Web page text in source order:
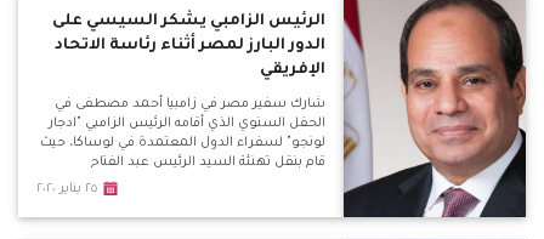
الرئيس الزامبي يشكر السيسي على
الدور البارز لمصر أثناء رئاسة الاتحاد
الإفريقي
شارك سفير مصر في زامبيا أحمد مصطفى في
الحفل السنوي الذي أقامه الرئيس الزامبي "ادجار
لونجو" لسفراء الدول المعتمدة في لوساكا، حيث
قام بنقل تهنئة السيد الرئيس عبد الفتاح
السيسي لرئيس زامبيا بمناسبة العام الجديد.
٢٥ يناير ٢٠٢٠